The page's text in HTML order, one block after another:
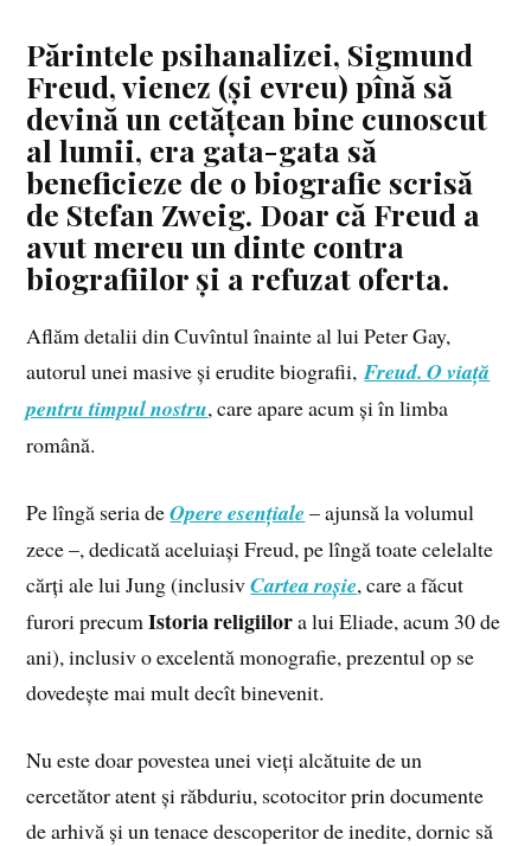
Părintele psihanalizei, Sigmund
Freud, vienez (și evreu) pînă să
devină un cetățean bine cunoscut
al lumii, era gata-gata să
beneficieze de o biografie scrisă
de Stefan Zweig. Doar că Freud a
avut mereu un dinte contra
biografiilor și a refuzat oferta.
Aflăm detalii din Cuvîntul înainte al lui Peter Gay,
autorul unei masive și erudite biografii,Freud. O viață
pentru timpul nostru, care apare acum și în limba
română.
Pe lîngă seria deOpere esen­țiale – ajunsă la volumul
zece –, dedicată aceluiași Freud, pe lîngă toate celelalte
cărți ale lui Jung (inclusivCartea roșie, care a făcut
furori precumIstoria religiilora lui Eliade, acum 30 de
ani), inclusiv o excelentă monografie, prezentul op se
dovedește mai mult decît binevenit.
Nu este doar povestea unei vieți alcătuite de un
cercetător atent și răbduriu, scotocitor prin documente
de arhivă și un tenace descoperitor de inedite, dornic să